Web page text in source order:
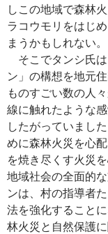
しこの地域で森林
ラコウモリをはじ
まうかもしれない。
そこでタンシ氏
ン」の構想を地元
ものすごい数の人
線に触れたような
したがっていまし
めに森林火災を心
を焼き尽くす火災
地域社会の全面的
ンは、村の指導者
法を強化すること
林火災と自然保護